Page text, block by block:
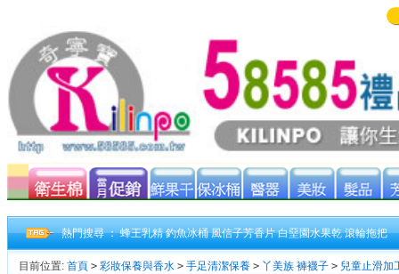
熱門搜尋 ：蜂王乳精 釣魚冰桶 風信子芳香片 白堊園水果乾 滾輪拖把
目前位置: 首頁 > 彩妝保養與香水 > 手足清潔保養 > 丫美族 褲襪子 > 兒童止滑加